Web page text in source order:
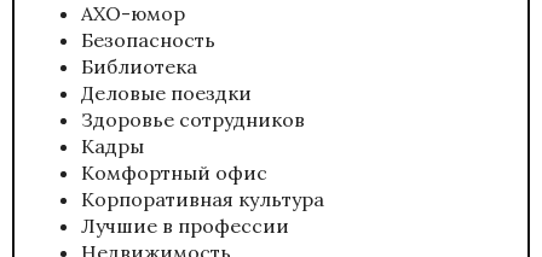
АХО-юмор
Безопасность
Библиотека
Деловые поездки
Здоровье сотрудников
Кадры
Комфортный офис
Корпоративная культура
Лучшие в профессии